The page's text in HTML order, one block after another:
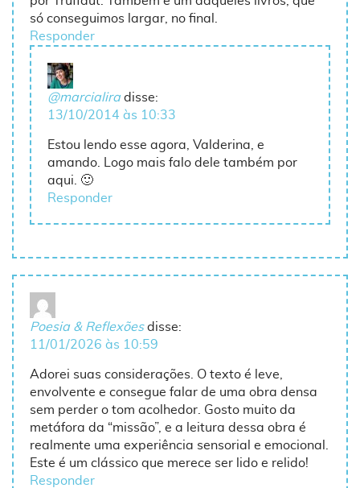
só conseguimos largar, no final.
Responder
@marcialira disse:
13/10/2014 às 10:33
Estou lendo esse agora, Valderina, e
amando. Logo mais falo dele também por
aqui. 🙂
Responder
Poesia & Reflexões disse:
11/01/2026 às 10:59
Adorei suas considerações. O texto é leve,
envolvente e consegue falar de uma obra densa
sem perder o tom acolhedor. Gosto muito da
metáfora da “missão”, e a leitura dessa obra é
realmente uma experiência sensorial e emocional.
Este é um clássico que merece ser lido e relido!
Responder